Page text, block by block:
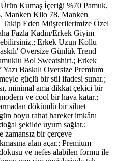
Kumaş İçeriği %70 Pamuk,
Manken Kilo 78, Manken
Takip Eden Müşterilerimize Özel
Fazla Kadın/Erkek Giyim
Erkek Uzun Kollu
Oversize Günlük Trend
Bol Sweatshirt.; Erkek
Baskılı Oversize Premium
güçlü bir stil ifadesi sunar.;
minimal ama dikkat çekici bir
ve cool bir hava katar.;
dökümlü bir siluet
boyu rahat hareket imkânı
şekilde uyum sağlar.;
zamansız bir çerçeve
alan açar.; Premium
ve nefes alabilen formu ile